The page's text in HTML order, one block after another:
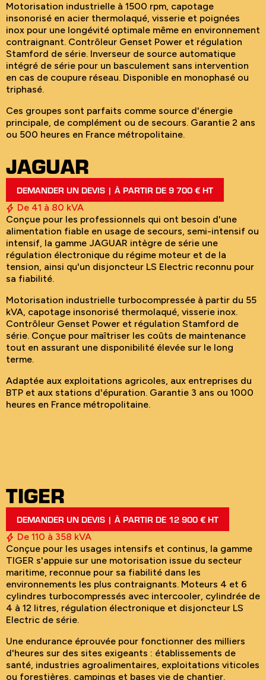
Motorisation industrielle à 1500 rpm, capotage
insonorisé en acier thermolaqué, visserie et poignées
inox pour une longévité optimale même en environnement
contraignant. Contrôleur Genset Power et régulation
Stamford de série. Inverseur de source automatique
intégré de série pour un basculement sans intervention
en cas de coupure réseau. Disponible en monophasé ou
triphasé.
Ces groupes sont parfaits comme source d'énergie
principale, de complément ou de secours. Garantie 2 ans
ou 500 heures en France métropolitaine.
JAGUAR
DEMANDER UN DEVIS | À PARTIR DE 9 700 € HT
De 41 à 80 kVA
Conçue pour les professionnels qui ont besoin d'une
alimentation fiable en usage de secours, semi-intensif ou
intensif, la gamme JAGUAR intègre de série une
régulation électronique du régime moteur et de la
tension, ainsi qu'un disjoncteur LS Electric reconnu pour
sa fiabilité.
Motorisation industrielle turbocompressée à partir du 55
kVA, capotage insonorisé thermolaqué, visserie inox.
Contrôleur Genset Power et régulation Stamford de
série. Conçue pour maîtriser les coûts de maintenance
tout en assurant une disponibilité élevée sur le long
terme.
Adaptée aux exploitations agricoles, aux entreprises du
BTP et aux stations d'épuration. Garantie 3 ans ou 1000
heures en France métropolitaine.
TIGER
DEMANDER UN DEVIS | À PARTIR DE 12 900 € HT
De 110 à 358 kVA
Conçue pour les usages intensifs et continus, la gamme
TIGER s'appuie sur une motorisation issue du secteur
maritime, reconnue pour sa fiabilité dans les
environnements les plus contraignants. Moteurs 4 et 6
cylindres turbocompressés avec intercooler, cylindrée de
4 à 12 litres, régulation électronique et disjoncteur LS
Electric de série.
Une endurance éprouvée pour fonctionner des milliers
d'heures sur des sites exigeants : établissements de
santé, industries agroalimentaires, exploitations viticoles
ou forestières, campings et bases vie de chantier.